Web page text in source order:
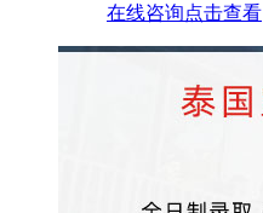
在线咨询点击查看